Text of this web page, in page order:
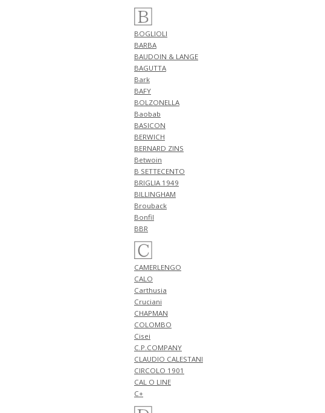
LAURENTIIS" 新作 アイテム 計3
型 入荷!!
4月27日
NEW ARRIVALS 2026 "finjack" 新
作 アイテム 計2型 入荷!!
NEW ARRIVALS 2026
"TAGLIATORE" 新作 アイテム 計
1型 入荷!!
NEW ARRIVALS 2026 "giannetto"
新作 アイテム 計1型 入荷!!
4月26日
NEW ARRIVALS 2026
"GRANSASSO" 新作 アイテム 計3
型 入荷!!
4月25日
NEW ARRIVALS 2026
"FERRANTE" 新作 アイテム 計2型
入荷!!
NEW ARRIVALS 2026
2型 入荷!!
4月24日
NEW ARRIVALS 2026 "FILIPPO DE
LAURENTIIS" 新作 アイテム 計3
型 入荷!!
4月23日
NEW ARRIVALS 2026 "BERWICH"
新作 アイテム 計2型 入荷!!
NEW ARRIVALS 2026 "BRIGLIA
1949" 新作 アイテム 計1型 入荷!!
4月20日
NEW ARRIVALS 2026 "JOHN
SMEDLEY" 新作 アイテム 計3型
BOGLIOLI
BARBA
BAUDOIN & LANGE
BAGUTTA
Bark
BAFY
BOLZONELLA
Baobab
BASICON
BERWICH
BERNARD ZINS
Betwoin
B SETTECENTO
BRIGLIA 1949
BILLINGHAM
Brouback
Bonfil
BBR
CAMERLENGO
CALO
Carthusia
Cruciani
CHAPMAN
COLOMBO
Cisei
C.P.COMPANY
CLAUDIO CALESTANI
CIRCOLO 1901
CAL O LINE
C+